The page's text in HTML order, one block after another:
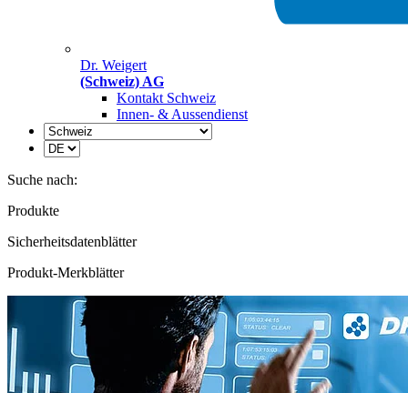
Dr. Weigert
(Schweiz) AG
Kontakt Schweiz
Innen- & Aussendienst
Suche nach:
Produkte
Sicherheitsdatenblätter
Produkt-Merkblätter